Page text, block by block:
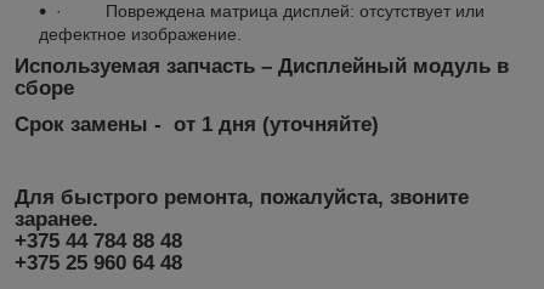
· Повреждена матрица дисплей: отсутствует или
дефектное изображение.
Используемая запчасть – Дисплейный модуль в
сборе
Срок замены - от 1 дня (уточняйте)
Для быстрого ремонта, пожалуйста, звоните
заранее.
+375 44 784 88 48
+375 25 960 64 48